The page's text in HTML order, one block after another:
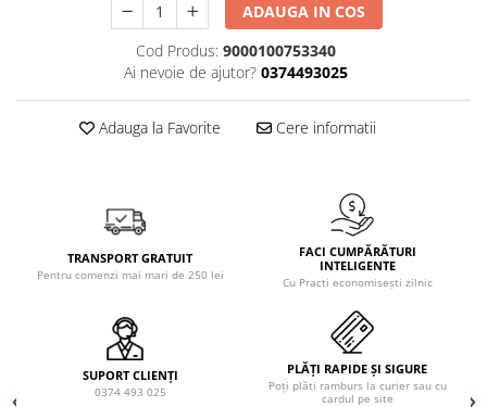
Solutie de indepartat rugina si
Tratament pentru par, conditioner
pentru par, masca de par
Vata demachianta
ADAUGA IN COS
Cod Produs: 9000100753340
Ai nevoie de ajutor? 0374493025
Adauga la Favorite Cere informatii
TRANSPORT GRATUIT
Pentru comenzi mai mari de 250 lei
FACI CUMPĂRĂTURI
INTELIGENTE
Cu Practi economisești zilnic
SUPORT CLIENȚI
0374 493 025
PLĂȚI RAPIDE ȘI SIGURE
Poți plăti ramburs la curier sau cu
cardul pe site